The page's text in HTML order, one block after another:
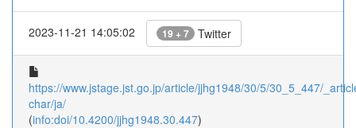
2023-11-21 14:05:02 19 + 7 Twitter
https://www.jstage.jst.go.jp/article/jjhg1948/30/5/30_5_447/
char/ja/
(info:doi/10.4200/jjhg1948.30.447)